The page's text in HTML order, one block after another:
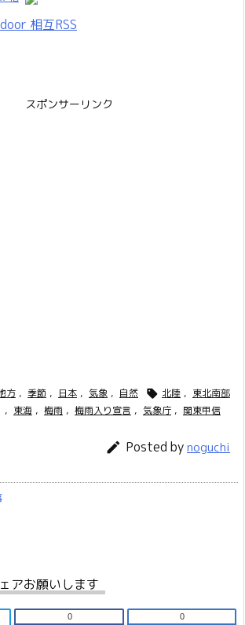
相互RSS
スポンサーリンク
方 , 季節 , 日本 , 気象 , 自然  北陸 , 東北南部
, 東海 , 梅雨 , 梅雨入り宣言 , 気象庁 , 関東甲信
 Posted bynoguchi
アお願いします
0 0